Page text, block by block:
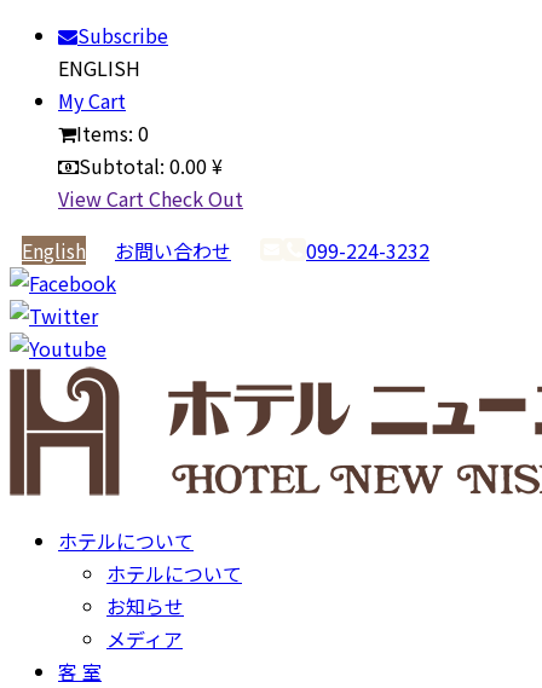
Subscribe
ENGLISH
My Cart
Items: 0
Subtotal: 0.00 ¥
View CartCheck Out
English
お問い合わせ 099-224-3232
ホテルについて
ホテルについて
お知らせ
メディア
客 室